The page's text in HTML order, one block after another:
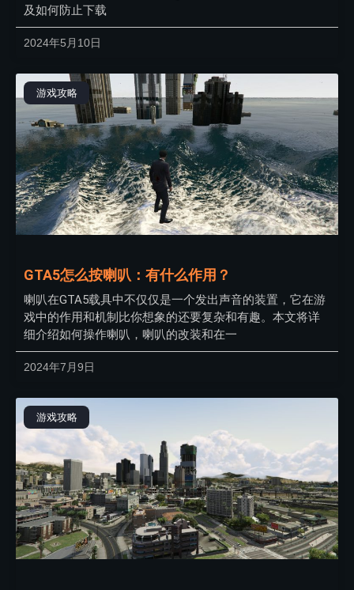
及如何防止下载
2024年5月10日
游戏攻略
GTA5怎么按喇叭：有什么作用？
喇叭在GTA5载具中不仅仅是一个发出声音的装置，它在游
戏中的作用和机制比你想象的还要复杂和有趣。本文将详
细介绍如何操作喇叭，喇叭的改装和在一
2024年7月9日
游戏攻略